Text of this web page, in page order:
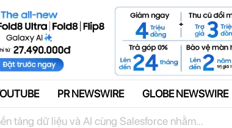
Quảng cáo
PR NEWSWIRE GLOBE NEWSWIRE
tảng dữ liệu và AI cùng Salesforce nhằm...